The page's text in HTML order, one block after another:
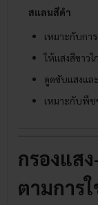
สแลนสีดำ
เหมาะกับกา
ให้แสงสีขาวใ
ดูดซับแสงแล
เหมาะกับพืช
กรองแส
ตามการ